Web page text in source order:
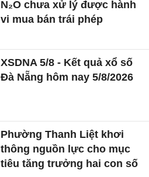
N₂O chưa xử lý được hành
vi mua bán trái phép
XSDNA 5/8 - Kết quả xổ số
Đà Nẵng hôm nay 5/8/2026
Phường Thanh Liệt khơi
thông nguồn lực cho mục
tiêu tăng trưởng hai con số